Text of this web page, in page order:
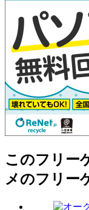
このフリー
メのフリー